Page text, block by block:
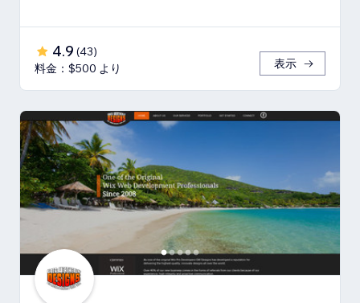
4.9 (43)
料金：$500 より
表示